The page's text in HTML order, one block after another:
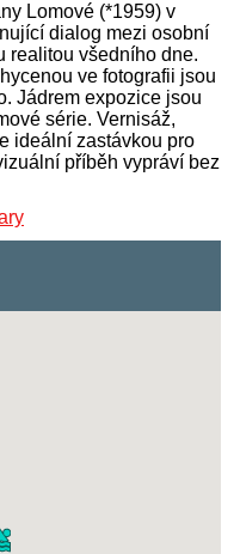
Lomové (*1959) v
dialog mezi osobní
realitou všedního dne.
ve fotografii jsou
Jádrem expozice jsou
série. Vernisáž,
ideální zastávkou pro
příběh vypráví bez